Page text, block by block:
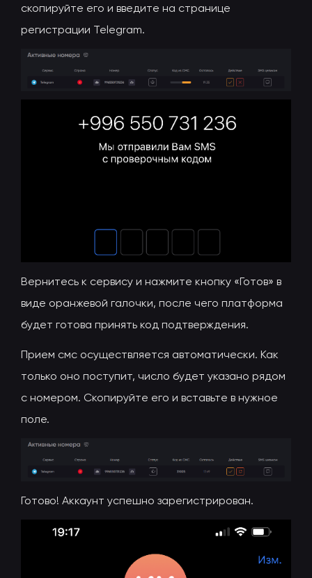
скопируйте его и введите на странице
регистрации Telegram.
Вернитесь к сервису и нажмите кнопку «Готов» в
виде оранжевой галочки, после чего платформа
будет готова принять код подтверждения.
Прием смс осуществляется автоматически. Как
только оно поступит, число будет указано рядом
с номером. Скопируйте его и вставьте в нужное
поле.
Готово! Аккаунт успешно зарегистрирован.